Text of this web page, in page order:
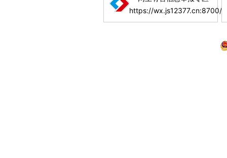
https://wx.js12377.cn:8700/